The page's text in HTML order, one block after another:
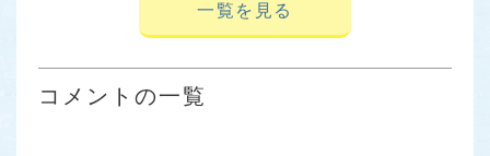
一覧を見る
コメントの一覧